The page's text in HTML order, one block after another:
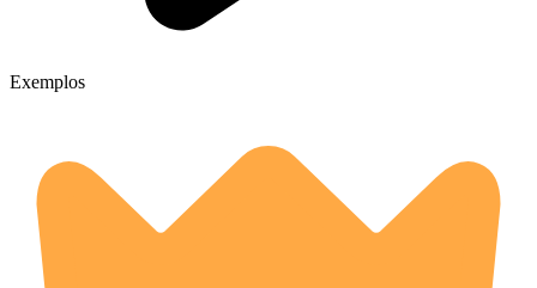
Exemplos